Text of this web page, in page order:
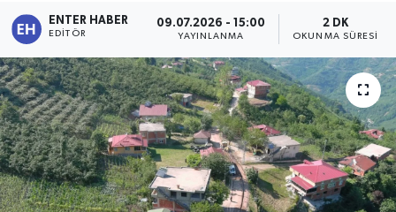
ENTER HABER
EDITÖR
09.07.2026 - 15:00
YAYINLANMA
2 DK
OKUNMA SÜRESI